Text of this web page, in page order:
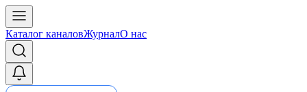
Каталог каналовЖурналО нас